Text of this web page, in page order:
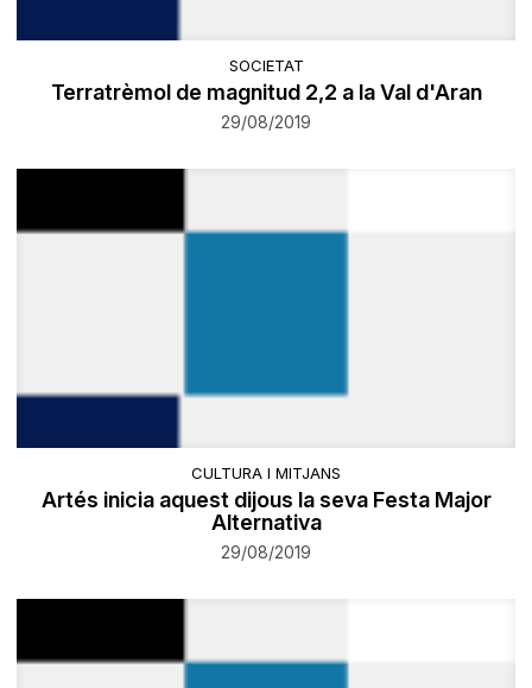
SOCIETAT
Terratrèmol de magnitud 2,2 a la Val d'Aran
29/08/2019
CULTURA I MITJANS
Artés inicia aquest dijous la seva Festa Major
Alternativa
29/08/2019